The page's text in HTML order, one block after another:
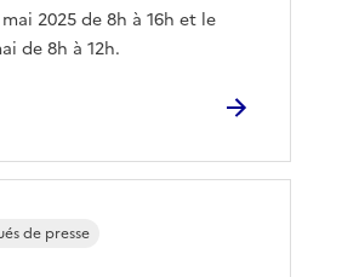
2025 de 8h à 16h et le
de 8h à 12h.
de presse